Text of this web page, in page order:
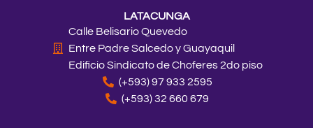
LATACUNGA
Calle Belisario Quevedo
Entre Padre Salcedo y Guayaquil
Edificio Sindicato de Choferes 2do piso
(+593) 97 933 2595
(+593) 32 660 679